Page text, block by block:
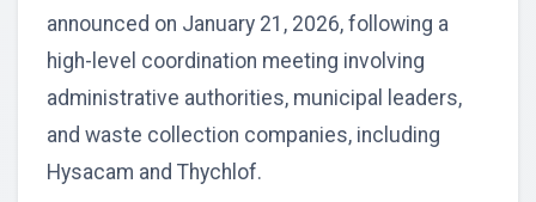
announced on January 21, 2026, following a
high-level coordination meeting involving
administrative authorities, municipal leaders,
and waste collection companies, including
Hysacam and Thychlof.